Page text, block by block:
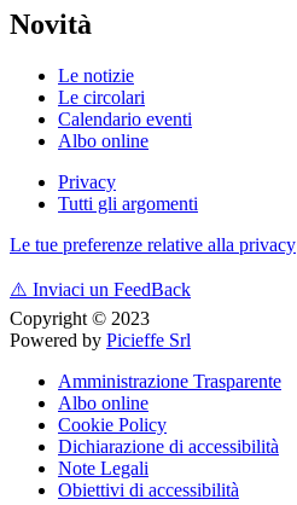
Novità
Le notizie
Le circolari
Calendario eventi
Albo online
Privacy
Tutti gli argomenti
Le tue preferenze relative alla privacy
⚠️ Inviaci un FeedBack
Copyright © 2023
Powered by Picieffe Srl
Amministrazione Trasparente
Albo online
Cookie Policy
Dichiarazione di accessibilità
Note Legali
Obiettivi di accessibilità